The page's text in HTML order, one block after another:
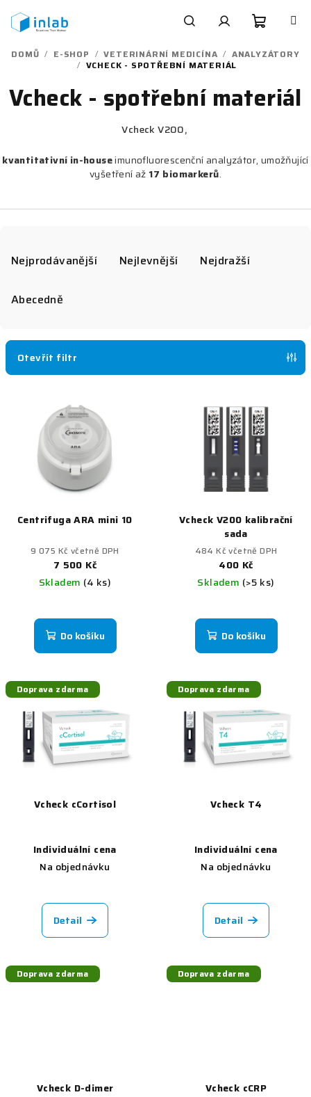
obsah
DOMŮ / E-SHOP / VETERINÁRNÍ MEDICÍNA / ANALYZÁTORY
/ VCHECK - SPOTŘEBNÍ MATERIÁL
Vcheck - spotřební materiál
Vcheck V200,
kvantitativní in-houseimunofluorescenční analyzátor, umožňující
vyšetření až 17 biomarkerů.
r
Nejprodávanější Nejlevnější Nejdražší
Abecedně
Otevřít filtr
Centrifuga ARA mini 10
9 075 Kč včetně DPH
7 500 Kč
Skladem (4 ks)
Do košíku
Vcheck V200 kalibrační
sada
484 Kč včetně DPH
400 Kč
Skladem (>5 ks)
Do košíku
Doprava zdarma
Vcheck cCortisol
Individuální cena
Na objednávku
Detail
Doprava zdarma
Vcheck T4
Individuální cena
Na objednávku
Detail
Doprava zdarma
Vcheck D-dimer
Doprava zdarma
Vcheck cCRP